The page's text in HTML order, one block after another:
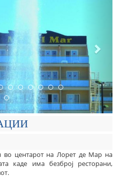
во центарот на Лорет де Мар на
каде има безброј ресторани,